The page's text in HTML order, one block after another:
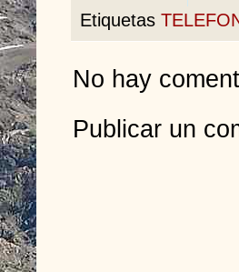
Etiquetas
No hay
Publicar un